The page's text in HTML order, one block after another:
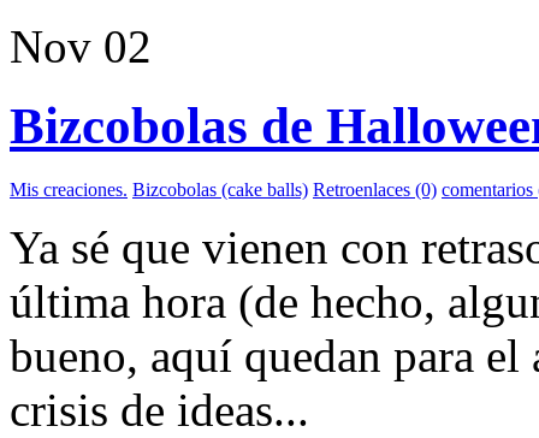
Nov 02
Bizcobolas de
Mis creaciones. Bizcobolas (cake balls) Retroenlaces (0) comentarios
Ya sé que vienen con
última hora (de hecho,
bueno, aquí quedan para
crisis de ideas...